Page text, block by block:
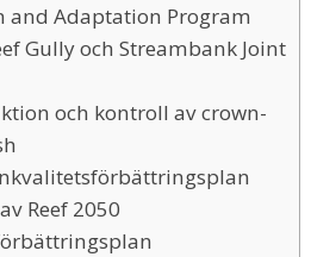
and Adaptation Program
Gully och Streambank Joint
och kontroll av crown-
Reef 2050